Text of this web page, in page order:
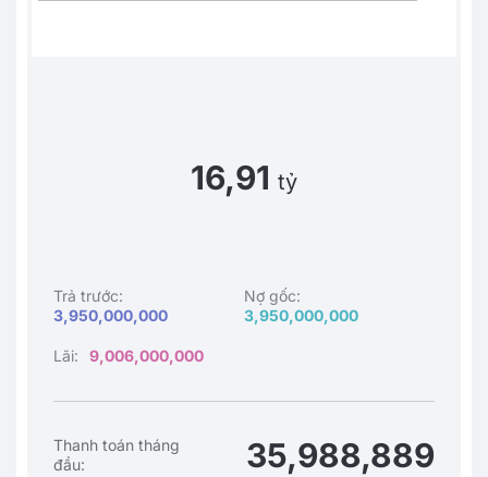
16,91 tỷ
Trả trước:
3,950,000,000
Nợ gốc:
3,950,000,000
Lãi: 9,006,000,000
Thanh toán tháng
đầu:
35,988,889